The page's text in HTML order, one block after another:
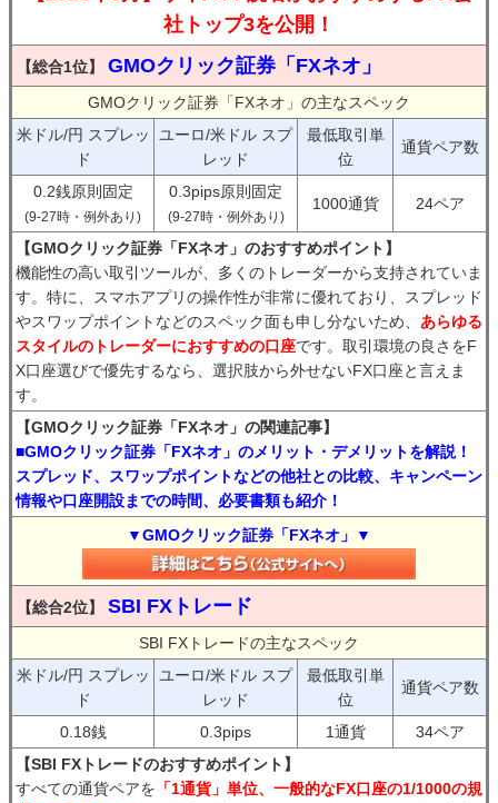
社トップ3を公開！
【総合1位】 GMOクリック証券「FXネオ」
GMOクリック証券「FXネオ」の主なスペック
米ドル/円 スプレッ
ド
ユーロ/米ドル スプ
レッド
最低取引単
位
通貨ペア数
0.2銭原則固定
(9-27時・例外あり)
0.3pips原則固定
(9-27時・例外あり)
1000通貨 24ペア
【GMOクリック証券「FXネオ」のおすすめポイント】
機能性の高い取引ツールが、多くのトレーダーから支持されていま
す。特に、スマホアプリの操作性が非常に優れており、スプレッド
やスワップポイントなどのスペック面も申し分ないため、 あらゆる
スタイルのトレーダーにおすすめの口座です。取引環境の良さをF
X口座選びで優先するなら、選択肢から外せないFX口座と言えま
す。
【GMOクリック証券「FXネオ」の関連記事】
■GMOクリック証券「FXネオ」のメリット・デメリットを解説！
スプレッド、スワップポイントなどの他社との比較、キャンペーン
情報や口座開設までの時間、必要書類も紹介！
▼GMOクリック証券「FXネオ」▼
【総合2位】 SBI FXトレード
SBI FXトレードの主なスペック
米ドル/円 スプレッ
ド
ユーロ/米ドル スプ
レッド
最低取引単
位
通貨ペア数
0.18銭 0.3pips 1通貨
34ペア
【SBI FXトレードのおすすめポイント】
すべての通貨ペアを 「1通貨」単位、一般的なFX口座の1/1000の規